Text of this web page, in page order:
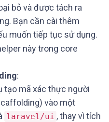
bỏ và được tách ra
Bạn cần cài thêm
muốn tiếp tục sử dụng.
này trong core
:
tạo mã xác thực người
vào một
laravel/ui , thay vì tích